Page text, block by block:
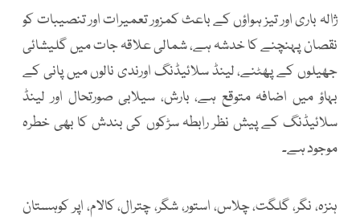
ژالہ باری اور تیز ہواؤں کے باعث کمزور تعمیرات اور تنصیبات کو
نقصان پہنچنے کا خدشہ ہے، شمالی علاقہ جات میں گلیشائی
جھیلوں کے پھٹنے، لینڈ سلائیڈنگ اورندی نالوں میں پانی کے
بہاؤ میں اضافہ متوقع ہے، بارش، سیلابی صورتحال اور لینڈ
سلائیڈنگ کے پیش نظر رابطہ سڑکوں کی بندش کا بھی خطرہ
موجود ہے۔
ہنزہ، نگر، گلگت، چلاس، استور، شگر، چترال، کالام، اپر کوہستان